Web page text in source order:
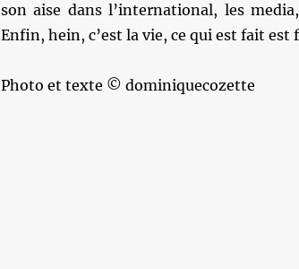
son aise dans l’international, les
Enfin, hein, c’est la vie, ce qui est fait est
Photo et texte © dominiquecozette